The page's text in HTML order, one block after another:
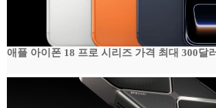
애플 아이폰 18 프로 시리즈 가격 최대 300달